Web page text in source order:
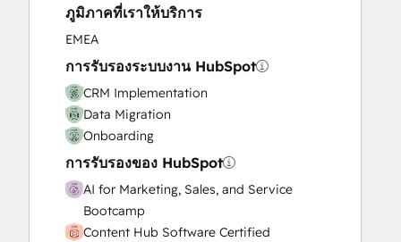
Website Design
Website Development
Website Migration
ภูมิภาคที่เราให้บริการ
EMEA
การรับรองระบบงาน HubSpot
CRM Implementation
Data Migration
Onboarding
การรับรองของ HubSpot
AI for Marketing, Sales, and Service
Bootcamp
Content Hub Software Certified